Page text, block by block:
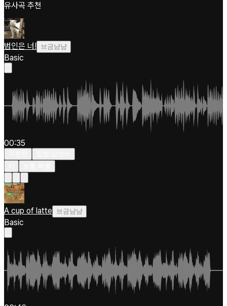
유사곡 추천
범인은 너! 브금냠냠
Basic
00:35
A cup of latte 브금냠냠
Basic